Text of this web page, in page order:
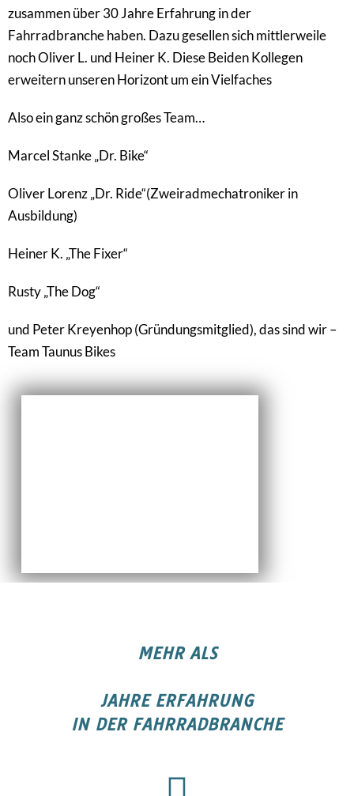
zusammen über 30 Jahre Erfahrung in der
Fahrradbranche haben. Dazu gesellen sich mittlerweile
noch Oliver L. und Heiner K. Diese Beiden Kollegen
erweitern unseren Horizont um ein Vielfaches
Also ein ganz schön großes Team…
Marcel Stanke „Dr. Bike“
Oliver Lorenz „Dr. Ride“(Zweiradmechatroniker in
Ausbildung)
Heiner K. „The Fixer“
Rusty „The Dog“
und Peter Kreyenhop (Gründungsmitglied), das sind wir –
Team Taunus Bikes
MEHR ALS
JAHRE ERFAHRUNG
IN DER FAHRRADBRANCHE